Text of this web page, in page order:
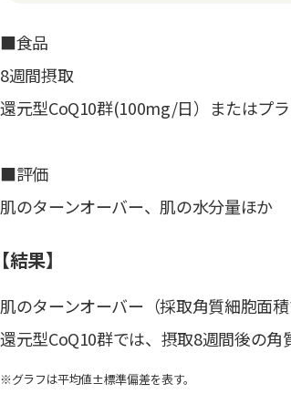
■食品
8週間摂取
還元型CoQ10群(100mg/日）またはプ
■評価
肌のターンオーバー、肌の水分量ほか
【結果】
肌のターンオーバー（採取角質細胞面積
還元型CoQ10群では、摂取8週間後の角
※グラフは平均値±標準偏差を表す。